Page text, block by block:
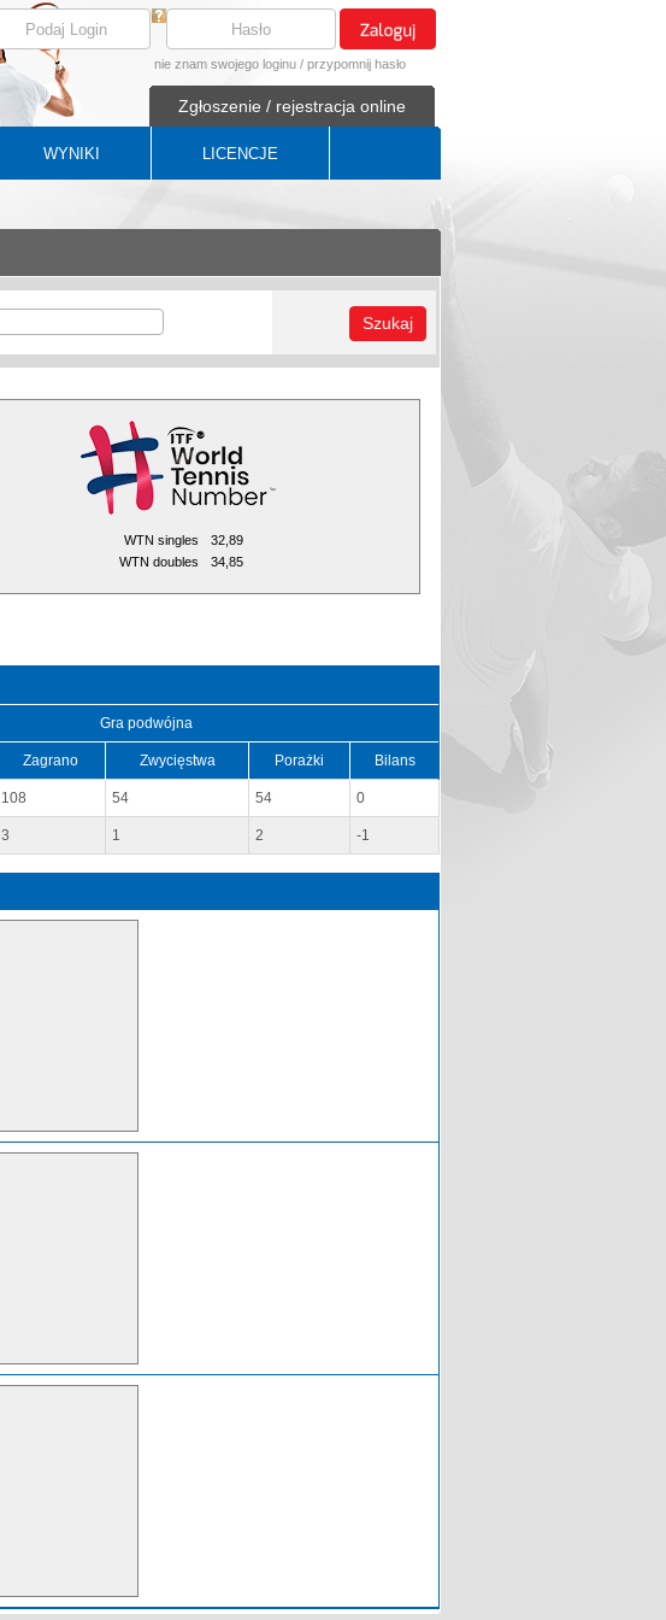
nie znam swojego loginu / przypomnij hasło
Zgłoszenie / rejestracja online
WYNIKI LICENCJE
Szukaj
WTN singles
32,89
WTN doubles
34,85
Gra podwójna
Zagrano Zwycięstwa Porażki Bilans
108 54 54 0
3 1 2 -1